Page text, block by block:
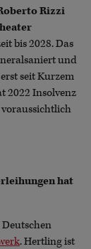
Rizzi
bis 2028. Das
und
seit Kurzem
2022 Insolvenz
voraussichtlich
hat
. Hertling ist